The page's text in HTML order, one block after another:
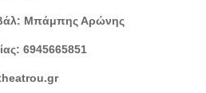
Μπάμπης Αρώνης
6945665851